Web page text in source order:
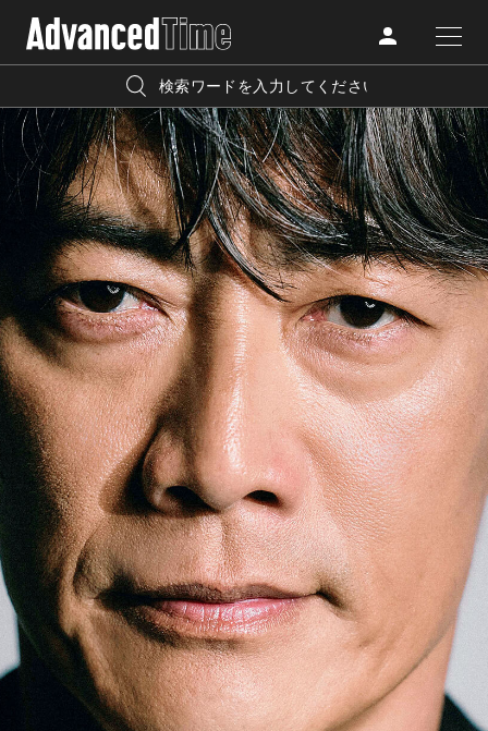
CATEGORY
FASHION
BEAUTY
TRAVEL
LIFESTYLE
FOLLOW US
AdvancedClub
『AdvancedTime』は、自由でしなやかに生きるハイエンド
な大人達におくる、スペシャルイシュー満載のメディア。
高感度なファッション、カルチャーに溺愛、未知の幅広い
教養を求め、今までの人生で積んだ経験、知見を余裕をも
って楽しみながら、進化するソーシャルに寄り添いたい。
何かに縛られていた時間から解き放たれつつある世代の
ライフスタイルを豊かに彩る『AdvancedTime』が発信する
情報をさらに充実し、より速やかに、活用できる
「AdvancedClub」会員組織を設けました。
「AdvancedClub」会員に登録すると、プレゼント応募情報
の一覧、プレミアムな会員限定イベント、ブランドのエクス
クルーシブアイテムの紹介など、特別なコンテンツ情報を
メールマガジンでお届け致します。更に『AdvancedTime』
のタブロイドマガジンのご案内もあり、送付手数料のみを
ご負担いただくことでお手元で『AdvancedTime』をお楽し
人気の検索キーワード
宿泊 プレゼント
リゾート インテリア
美白 アイメイク